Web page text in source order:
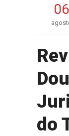
06
do